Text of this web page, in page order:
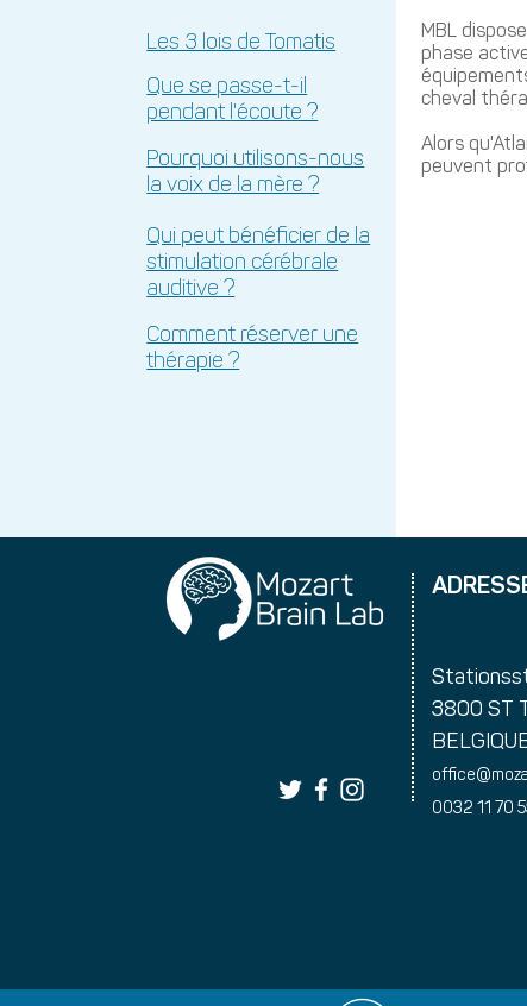
Les 3 lois de Tomatis
Que se passe-t-il
pendant l'écoute ?
Pourquoi utilisons-nous
la voix de la mère ?
Qui peut bénéficier de la
stimulation cérébrale
auditive ?
Comment réserver une
thérapie ?
MBL
phase
cheval
Alors
peuvent
3800 ST
0032 11 70